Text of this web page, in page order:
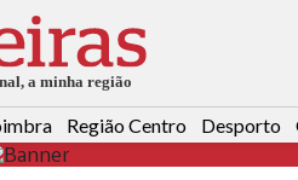
Região Centro Desporto